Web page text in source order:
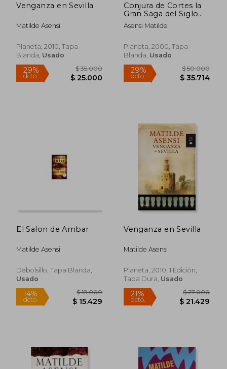
Venganza en Sevilla
Matilde Asensi
Planeta, 2010, Tapa
Blanda, Usado
Conjura de Cortes la
Gran Saga del Siglo
de oro Español
Asensi Matilde
Planeta, 2000, Tapa
Blanda, Usado
El Salon de Ambar
Matilde Asensi
Debolsillo, Tapa Blanda,
Usado
Venganza en Sevilla
Matilde Asensi
Planeta, 2010, 1 Edición,
Tapa Dura, Usado